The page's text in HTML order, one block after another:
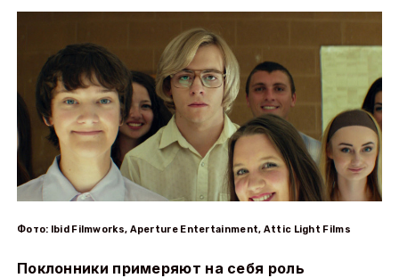
Фото: Ibid Filmworks, Aperture Entertainment, Attic Light Films
Поклонники примеряют на себя роль